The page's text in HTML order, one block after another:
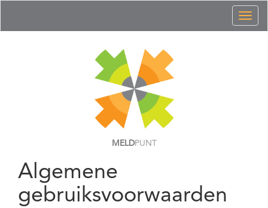
MELDPUNT
Algemene
gebruiksvoorwaarden